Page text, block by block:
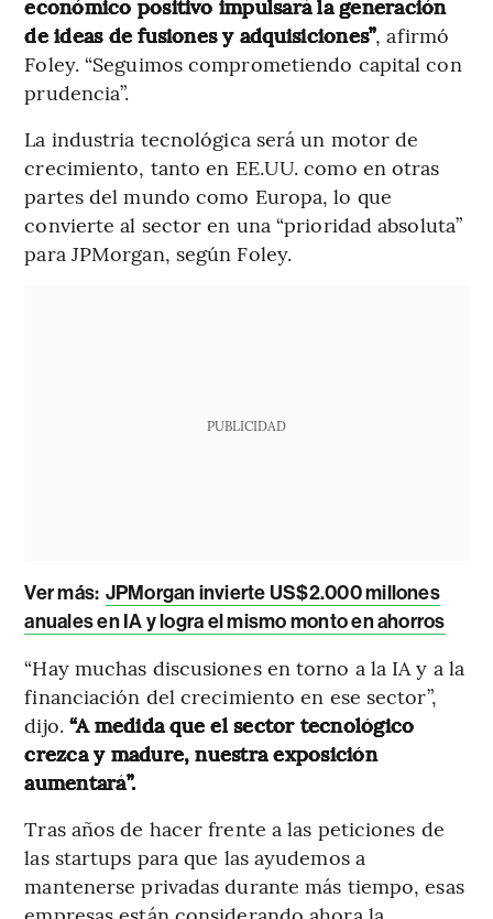
económico positivo impulsará la generación
de ideas de fusiones y adquisiciones”, afirmó
Foley. “Seguimos comprometiendo capital con
prudencia”.
La industria tecnológica será un motor de
crecimiento, tanto en EE.UU. como en otras
partes del mundo como Europa, lo que
convierte al sector en una “prioridad absoluta”
para JPMorgan, según Foley.
PUBLICIDAD
Ver más: JPMorgan invierte US$2.000 millones
anuales en IA y logra el mismo monto en ahorros
“Hay muchas discusiones en torno a la IA y a la
financiación del crecimiento en ese sector”,
dijo. “A medida que el sector tecnológico
crezca y madure, nuestra exposición
aumentará”.
Tras años de hacer frente a las peticiones de
las startups para que las ayudemos a
mantenerse privadas durante más tiempo, esas